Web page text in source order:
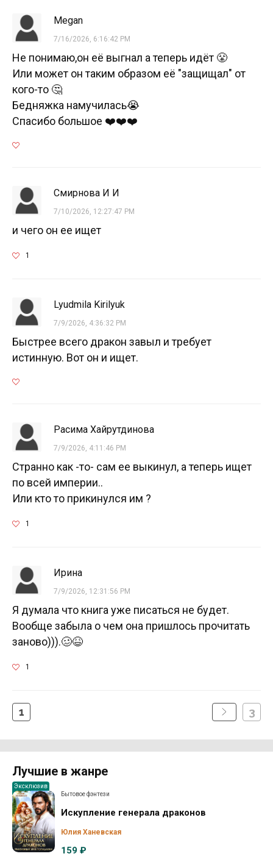
Megan
7/16/2026, 6:16:42 PM
Не понимаю,он её выгнал а теперь идёт 😤
Или может он таким образом её "защищал" от
кого-то 🤔
Бедняжка намучилась😭
Спасибо большое ❤️❤️❤️
Смирнова И И
7/10/2026, 12:27:47 PM
и чего он ее ищет
1
Lyudmila Kirilyuk
7/9/2026, 4:36:32 PM
Быстрее всего дракон завыл и требует
истинную. Вот он и ищет.
Расима Хайрутдинова
7/9/2026, 4:11:46 PM
Странно как -то- сам ее выкинул, а теперь ищет
по всей империи..
Или кто то прикинулся им ?
1
Ирина
7/9/2026, 12:31:56 PM
Я думала что книга уже писаться не будет.
Вообще забыла о чем она пришлось прочитать
заново))).🥴😆
1
1 3
Лучшие в жанре
Эксклюзив
Бытовое фэнтези
Искупление генерала драконов
Юлия Ханевская
159 ₽